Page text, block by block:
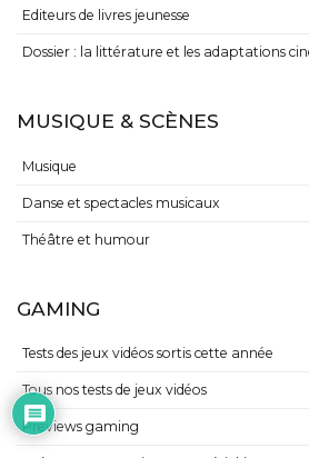
Editeurs de livres jeunesse
Dossier : la littérature et les adaptations
MUSIQUE & SCÈNES
Musique
Danse et spectacles musicaux
Théâtre et humour
GAMING
Tests des jeux vidéos sortis cette année
Tous nos tests de jeux vidéos
Previews gaming